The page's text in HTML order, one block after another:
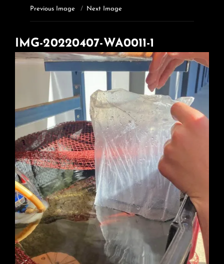
Previous Image Next Image
IMG-20220407-WA0011-1